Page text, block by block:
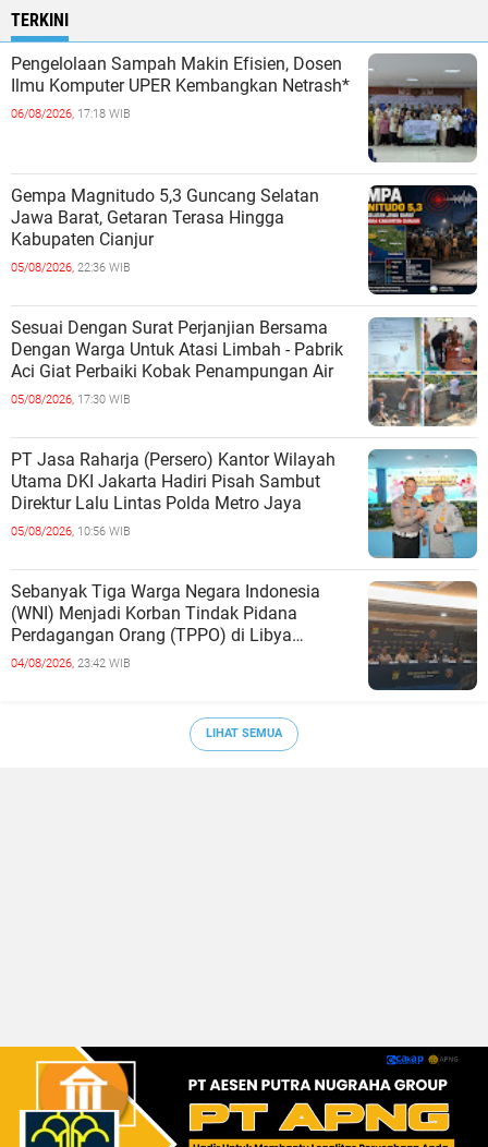
TERKINI
Pengelolaan Sampah Makin Efisien, Dosen
Ilmu Komputer UPER Kembangkan Netrash*
06/08/2026, 17:18 WIB
Gempa Magnitudo 5,3 Guncang Selatan
Jawa Barat, Getaran Terasa Hingga
Kabupaten Cianjur
05/08/2026, 22:36 WIB
Sesuai Dengan Surat Perjanjian Bersama
Dengan Warga Untuk Atasi Limbah - Pabrik
Aci Giat Perbaiki Kobak Penampungan Air
05/08/2026, 17:30 WIB
PT Jasa Raharja (Persero) Kantor Wilayah
Utama DKI Jakarta Hadiri Pisah Sambut
Direktur Lalu Lintas Polda Metro Jaya
05/08/2026, 10:56 WIB
Sebanyak Tiga Warga Negara Indonesia
(WNI) Menjadi Korban Tindak Pidana
Perdagangan Orang (TPPO) di Libya
Berhasil Dipulangkan Ke - Indonesia. Mereka
04/08/2026, 23:42 WIB
LIHAT SEMUA